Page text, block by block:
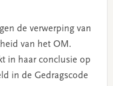
de verwerping van
van het OM.
in haar conclusie op
in de Gedragscode